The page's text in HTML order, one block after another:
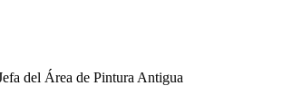
del Área de Pintura Antigua